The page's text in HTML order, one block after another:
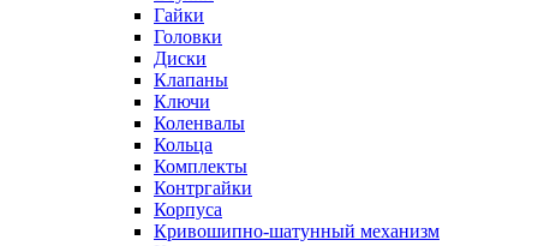
Гайки
Головки
Диски
Клапаны
Ключи
Коленвалы
Кольца
Комплекты
Контргайки
Корпуса
Кривошипно-шатунный механизм